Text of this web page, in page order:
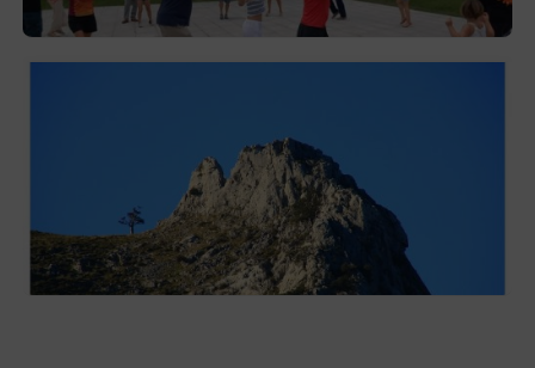
2026-08-03
Las «Peñas del Duranguesado»,
protagonistas de la nueva exposición en
Ezkurdi
2026-08-02